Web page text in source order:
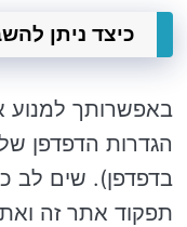
כיצד ניתן
באפשרותך למנוע
הגדרות הדפדפן
בדפדפן). שים לב
תפקוד אתר זה